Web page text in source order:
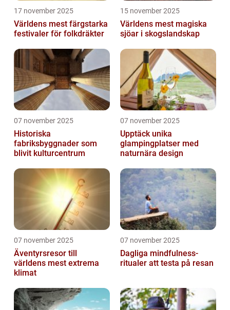
17 november 2025
Världens mest färgstarka
festivaler för folkdräkter
15 november 2025
Världens mest magiska
sjöar i skogslandskap
07 november 2025
Historiska
fabriksbyggnader som
blivit kulturcentrum
07 november 2025
Upptäck unika
glampingplatser med
naturnära design
07 november 2025
Äventyrsresor till
världens mest extrema
klimat
07 november 2025
Dagliga mindfulness-
ritualer att testa på resan